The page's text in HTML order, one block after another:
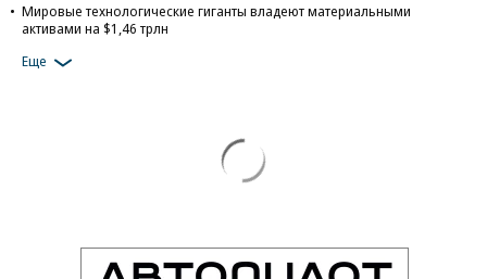
Мировые технологические гиганты владеют материальными
активами на $1,46 трлн
Еще